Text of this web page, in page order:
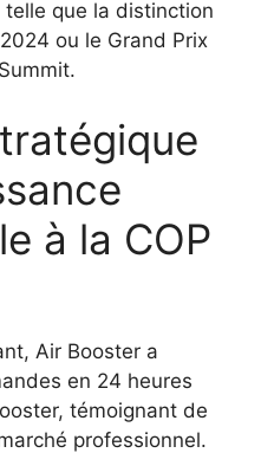
que la distinction
ou le Grand Prix
à la COP
Air Booster a
en 24 heures
témoignant de
professionnel.